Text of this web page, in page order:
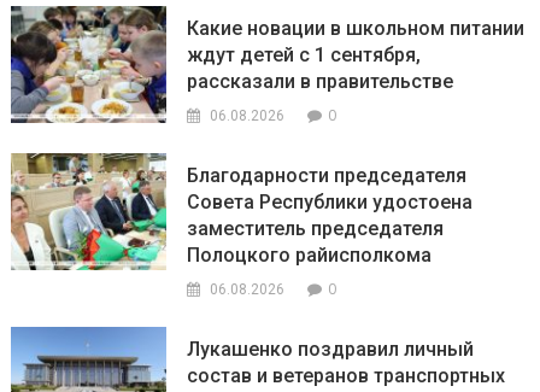
Какие новации в школьном питании
ждут детей с 1 сентября,
рассказали в правительстве
06.08.2026 0
Благодарности председателя
Совета Республики удостоена
заместитель председателя
Полоцкого райисполкома
06.08.2026 0
Лукашенко поздравил личный
состав и ветеранов транспортных